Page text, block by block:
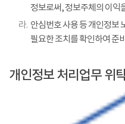
정보로써, 정보주체의 이익
라. 안심번호 사용 등 개인정보
필요한 조치를 확인하여 준비
개인정보 처리업무 위